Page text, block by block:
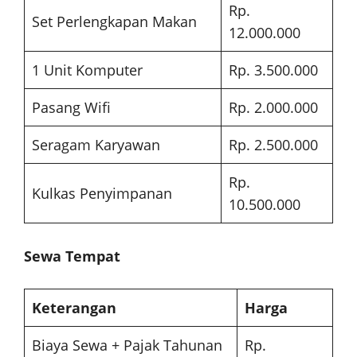
Set Perlengkapan Makan
Rp.
12.000.000
1 Unit Komputer
Rp. 3.500.000
Pasang Wifi
Rp. 2.000.000
Seragam Karyawan
Rp. 2.500.000
Kulkas Penyimpanan
Rp.
10.500.000
Sewa Tempat
Keterangan
Harga
Biaya Sewa + Pajak Tahunan
Rp.